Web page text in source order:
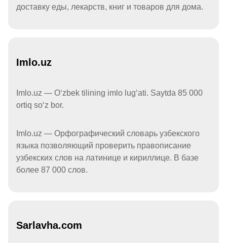
доставку еды, лекарств, книг и товаров для дома.
Imlo.uz
Imlo.uz — Oʻzbek tilining imlo lugʻati. Saytda 85 000
ortiq soʻz bor.
Imlo.uz — Орфографический словарь узбекского
языка позволяющий проверить правописание
узбекских слов на латинице и кириллице. В базе
более 87 000 слов.
Sarlavha.com